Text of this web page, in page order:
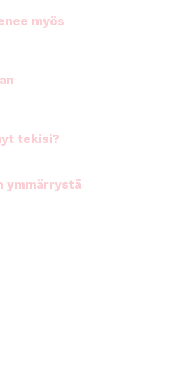
myös
tekisi?
ymmärrystä